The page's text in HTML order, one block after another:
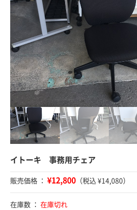
イトーキ 事務用チェア
販売価格 ： ¥12,800 （税込 ¥14,080）
在庫数 ： 在庫切れ